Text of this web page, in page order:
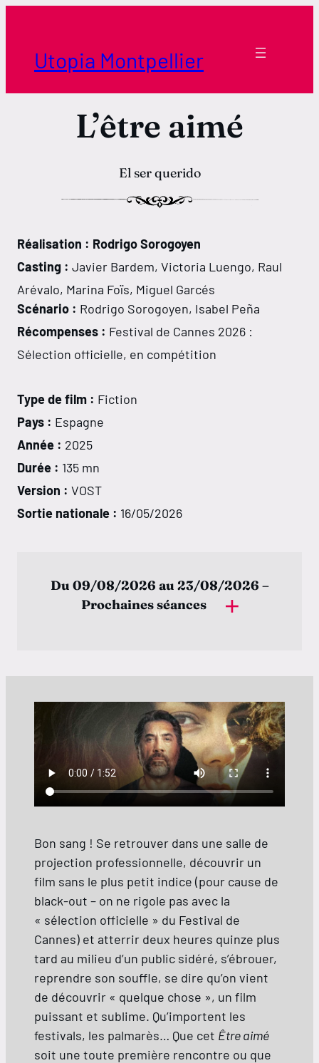
contenuUtopia Montpellier
L’être aimé
El ser querido
Réalisation : Rodrigo Sorogoyen
Casting : Javier Bardem, Victoria Luengo, Raul
Arévalo, Marina Foïs, Miguel Garcés
Scénario : Rodrigo Sorogoyen, Isabel Peña
Récompenses : Festival de Cannes 2026 :
Sélection officielle, en compétition
Type de film : Fiction
Pays : Espagne
Année : 2025
Durée : 135 mn
Version : VOST
Sortie nationale : 16/05/2026
Vendredi 14 août
Dimanche 23 août
11:10
Du 09/08/2026 au 23/08/2026 –
Prochaines séances
Bon sang ! Se retrouver dans une salle de
projection professionnelle, découvrir un
film sans le plus petit indice (pour cause de
black-out – on ne rigole pas avec la
« sélection officielle » du Festival de
Cannes) et atterrir deux heures quinze plus
tard au milieu d’un public sidéré, s’ébrouer,
reprendre son souffle, se dire qu’on vient
de découvrir « quelque chose », un film
puissant et sublime. Qu’importent les
festivals, les palmarès… Que cet Être aimé
soit une toute première rencontre ou que